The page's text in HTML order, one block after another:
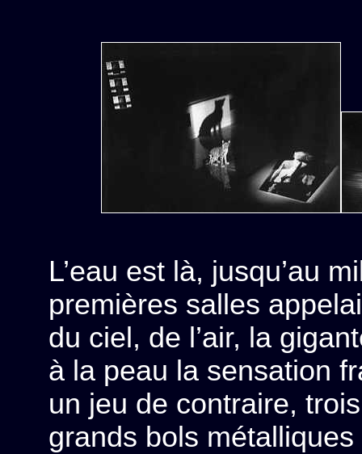
L’eau est là, jusqu’au
premières salles
du ciel, de l’air, la
à la peau la sensation
un jeu de contraire,
grands bols métalliques